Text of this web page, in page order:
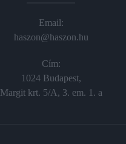
Email:
haszon@haszon.hu
Cím:
1024 Budapest,
Margit krt. 5/A, 3. em. 1. a